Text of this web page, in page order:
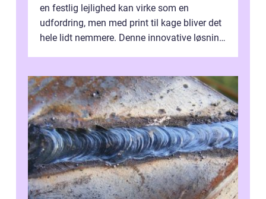
en festlig lejlighed kan virke som en
udfordring, men med print til kage bliver det
hele lidt nemmere. Denne innovative løsning